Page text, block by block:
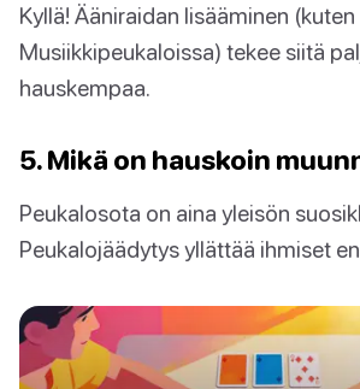
Kyllä! Ääniraidan lisääminen (kuten
Musiikkipeukaloissa) tekee siitä
hauskempaa.
5. Mikä on hauskoin
Peukalosota on aina yleisön
Peukalojäädytys yllättää ihmiset